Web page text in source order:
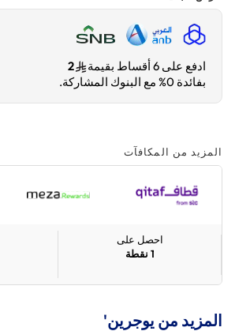
ادفع على 6 أقساط بقيمة
2
بفائدة 0% مع البنوك المشاركة.
المزيد من المكافآت
احصل على
1 نقطة
المزيد من يوجرين'